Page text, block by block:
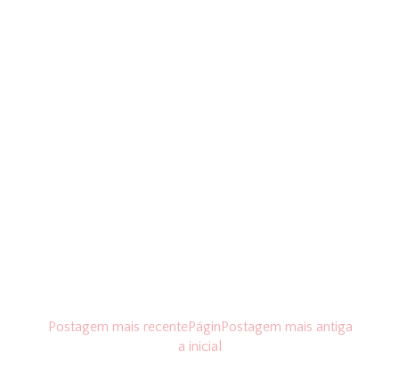
Postagem mais recente Postagem mais antiga
Págin
a inicial